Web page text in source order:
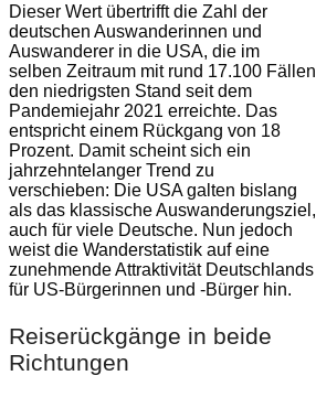
Dieser Wert übertrifft die Zahl der
deutschen Auswanderinnen und
Auswanderer in die USA, die im
selben Zeitraum mit rund 17.100 Fällen
den niedrigsten Stand seit dem
Pandemiejahr 2021 erreichte. Das
entspricht einem Rückgang von 18
Prozent. Damit scheint sich ein
jahrzehntelanger Trend zu
verschieben: Die USA galten bislang
als das klassische Auswanderungsziel,
auch für viele Deutsche. Nun jedoch
weist die Wanderstatistik auf eine
zunehmende Attraktivität Deutschlands
für US-Bürgerinnen und -Bürger hin.
Reiserückgänge in beide
Richtungen